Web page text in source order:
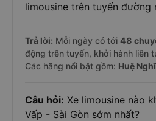
limousine trên tuyến đường
Trả lời: Mỗi ngày có tới 48
động trên tuyến, khởi hành liên
Các hãng nổi bật gồm: Huệ
Câu hỏi: Xe limousine nào
Vấp - Sài Gòn sớm nhất?